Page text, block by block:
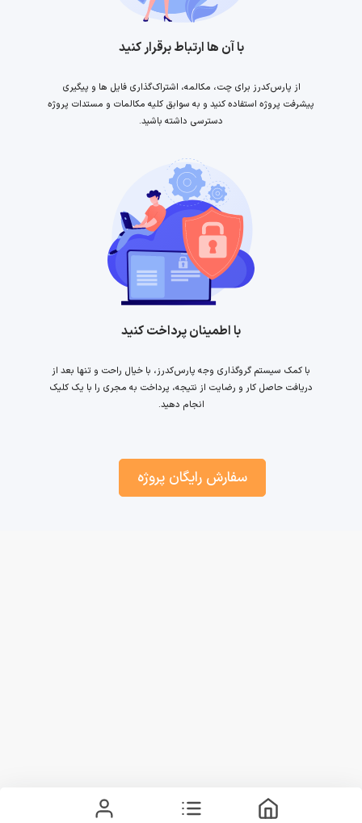
با آن ها ارتباط برقرار کنید
از پارس‌کدرز برای چت، مکالمه، اشتراک‌گذاری فایل ها و پیگیری
پیشرفت پروژه استفاده کنید و به سوابق کلیه مکالمات و مستدات پروژه
دسترسی داشته باشید.
با اطمینان پرداخت کنید
با کمک سیستم گروگذاری وجه پارس‌کدرز، با خیال راحت و تنها بعد از
دریافت حاصل کار و رضایت از نتیجه، پرداخت به مجری را با یک کلیک
انجام دهید.
سفارش رایگان پروژه